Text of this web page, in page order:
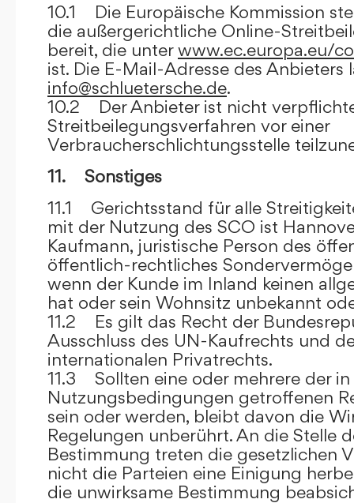
10.1 Die Europäische Kommission
die außergerichtliche Online-
bereit, die unterwww.ec.europa.eu/
ist. Die E-Mail-Adresse des Anbieters
info@schluetersche.de.
10.2 Der Anbieter ist nicht
Streitbeilegungsverfahren vor einer
Verbraucherschlichtungsstelle
11. Sonstiges
11.1 Gerichtsstand für alle
mit der Nutzung des SCO ist
Kaufmann, juristische Person des
öffentlich-rechtliches
wenn der Kunde im Inland keinen
hat oder sein Wohnsitz unbekannt
11.2 Es gilt das Recht der
Ausschluss des UN-Kaufrechts und
internationalen Privatrechts.
11.3 Sollten eine oder mehrere der in
Nutzungsbedingungen getroffenen
sein oder werden, bleibt davon die
Regelungen unberührt. An die Stelle
Bestimmung treten die gesetzlichen
nicht die Parteien eine Einigung
die unwirksame Bestimmung